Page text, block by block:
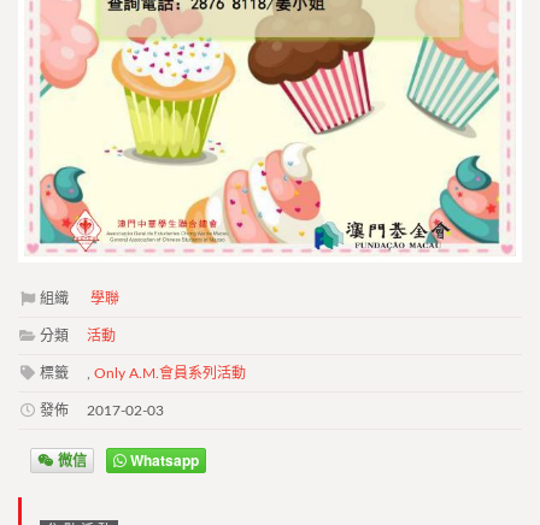
組織 學聯
分類 活動
標籤 Only A.M.會員系列活動
發佈 2017-02-03
微信 Whatsapp